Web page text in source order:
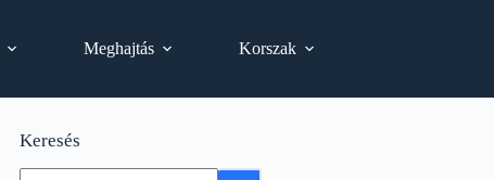
Meghajtás Korszak
Keresés